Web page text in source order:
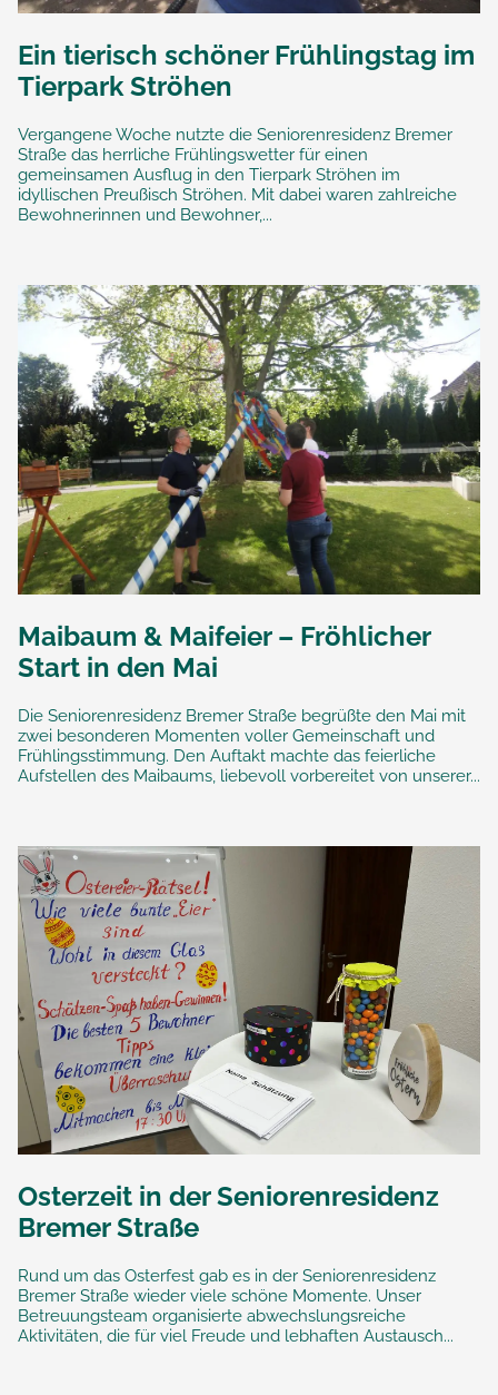
Ein tierisch schöner Frühlingstag im
Tierpark Ströhen
Vergangene Woche nutzte die Seniorenresidenz Bremer
Straße das herrliche Frühlingswetter für einen
gemeinsamen Ausflug in den Tierpark Ströhen im
idyllischen Preußisch Ströhen. Mit dabei waren zahlreiche
Bewohnerinnen und Bewohner,...
Maibaum & Maifeier – Fröhlicher
Start in den Mai
Die Seniorenresidenz Bremer Straße begrüßte den Mai mit
zwei besonderen Momenten voller Gemeinschaft und
Frühlingsstimmung. Den Auftakt machte das feierliche
Aufstellen des Maibaums, liebevoll vorbereitet von unserer...
Osterzeit in der Seniorenresidenz
Bremer Straße
Rund um das Osterfest gab es in der Seniorenresidenz
Bremer Straße wieder viele schöne Momente. Unser
Betreuungsteam organisierte abwechslungsreiche
Aktivitäten, die für viel Freude und lebhaften Austausch...